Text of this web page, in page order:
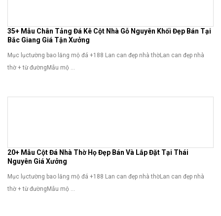
35+ Mẫu Chân Tảng Đá Kê Cột Nhà Gỗ Nguyên Khối Đẹp Bán Tại
Bắc Giang Giá Tận Xưởng
Mục lụctường bao lăng mộ đá +188 Lan can đẹp nhà thờLan can đẹp nhà
thờ + từ đườngMẫu mộ ...
20+ Mẫu Cột Đá Nhà Thờ Họ Đẹp Bán Và Lắp Đặt Tại Thái
Nguyên Giá Xưởng
Mục lụctường bao lăng mộ đá +188 Lan can đẹp nhà thờLan can đẹp nhà
thờ + từ đườngMẫu mộ ...